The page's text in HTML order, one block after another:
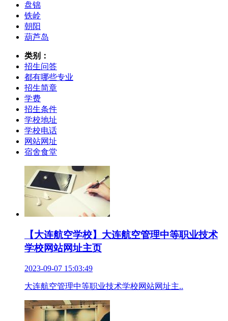
盘锦
铁岭
朝阳
葫芦岛
类别：
招生问答
都有哪些专业
招生简章
学费
招生条件
学校地址
学校电话
网站网址
宿舍食堂
【大连航空学校】大连航空管理中等职业技术
学校网站网址主页
2023-09-07 15:03:49
大连航空管理中等职业技术学校网站网址主..